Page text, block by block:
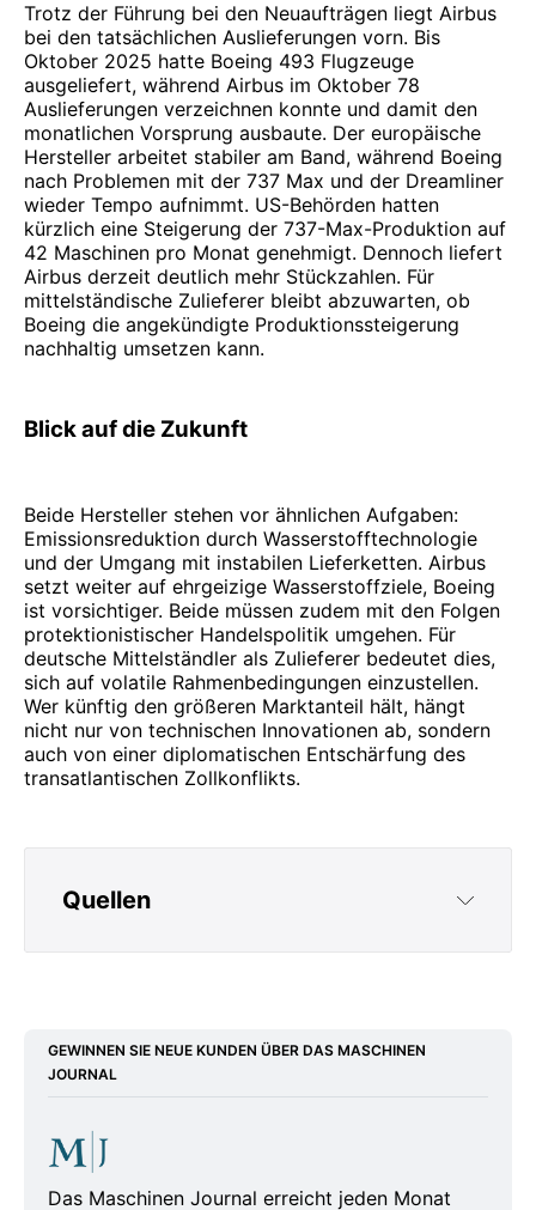
Trotz der Führung bei den Neuaufträgen liegt Airbus
bei den tatsächlichen Auslieferungen vorn. Bis
Oktober 2025 hatte Boeing 493 Flugzeuge
ausgeliefert, während Airbus im Oktober 78
Auslieferungen verzeichnen konnte und damit den
monatlichen Vorsprung ausbaute. Der europäische
Hersteller arbeitet stabiler am Band, während Boeing
nach Problemen mit der 737 Max und der Dreamliner
wieder Tempo aufnimmt. US-Behörden hatten
kürzlich eine Steigerung der 737-Max-Produktion auf
42 Maschinen pro Monat genehmigt. Dennoch liefert
Airbus derzeit deutlich mehr Stückzahlen. Für
mittelständische Zulieferer bleibt abzuwarten, ob
Boeing die angekündigte Produktionssteigerung
nachhaltig umsetzen kann.
Blick auf die Zukunft
Beide Hersteller stehen vor ähnlichen Aufgaben:
Emissionsreduktion durch Wasserstofftechnologie
und der Umgang mit instabilen Lieferketten. Airbus
setzt weiter auf ehrgeizige Wasserstoffziele, Boeing
ist vorsichtiger. Beide müssen zudem mit den Folgen
protektionistischer Handelspolitik umgehen. Für
deutsche Mittelständler als Zulieferer bedeutet dies,
sich auf volatile Rahmenbedingungen einzustellen.
Wer künftig den größeren Marktanteil hält, hängt
nicht nur von technischen Innovationen ab, sondern
auch von einer diplomatischen Entschärfung des
transatlantischen Zollkonflikts.
Quellen
https://aviation.direct/boeing-stabilisiert-
https://www.aerotelegraph.com/flugzeuge/war
der-trump-zoelle-werden-koennten/yynbvhy
https://www.handelsblatt.com/unternehmen/in
GEWINNEN SIE NEUE KUNDEN ÜBER DAS MASCHINEN
JOURNAL
Das Maschinen Journal erreicht jeden Monat